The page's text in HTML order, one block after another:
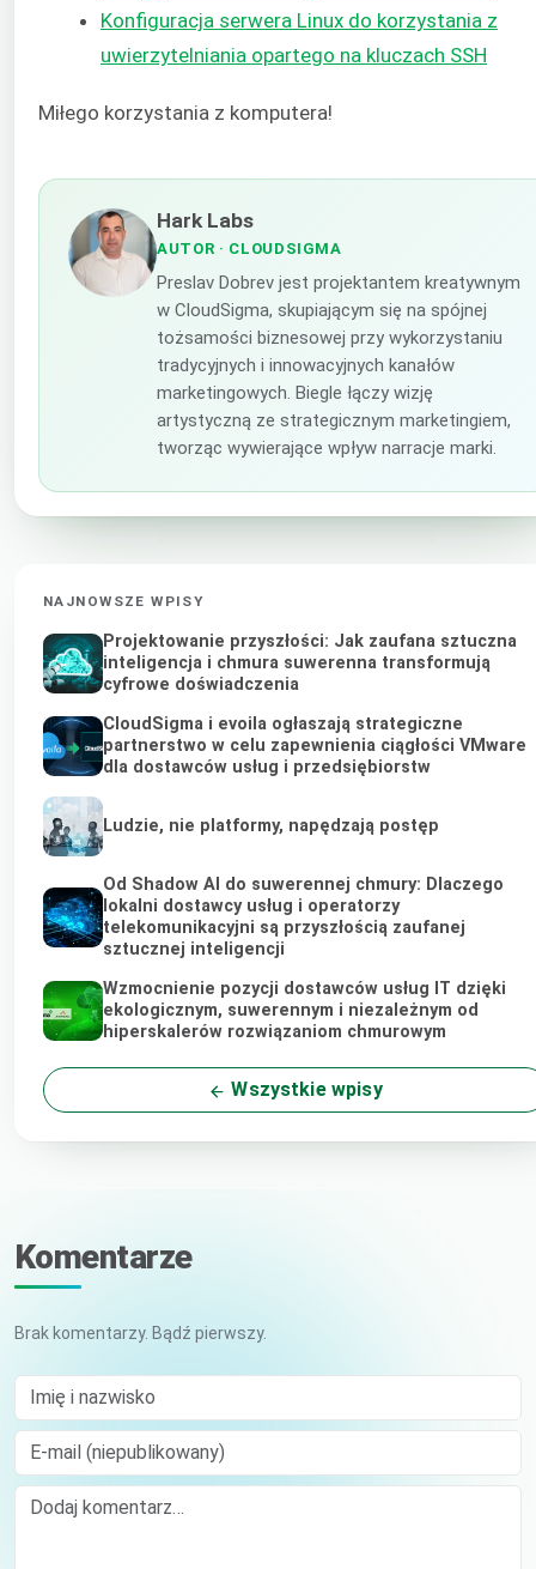
Konfiguracja serwera Linux do korzystania z
uwierzytelniania opartego na kluczach SSH
Miłego korzystania z komputera!
Hark Labs
AUTOR · CLOUDSIGMA
Preslav Dobrev jest projektantem kreatywnym
w CloudSigma, skupiającym się na spójnej
tożsamości biznesowej przy wykorzystaniu
tradycyjnych i innowacyjnych kanałów
marketingowych. Biegle łączy wizję
artystyczną ze strategicznym marketingiem,
tworząc wywierające wpływ narracje marki.
NAJNOWSZE WPISY
Projektowanie przyszłości: Jak zaufana sztuczna
inteligencja i chmura suwerenna transformują
cyfrowe doświadczenia
CloudSigma i evoila ogłaszają strategiczne
partnerstwo w celu zapewnienia ciągłości VMware
dla dostawców usług i przedsiębiorstw
Ludzie, nie platformy, napędzają postęp
Od Shadow AI do suwerennej chmury: Dlaczego
lokalni dostawcy usług i operatorzy
telekomunikacyjni są przyszłością zaufanej
sztucznej inteligencji
Wzmocnienie pozycji dostawców usług IT dzięki
ekologicznym, suwerennym i niezależnym od
hiperskalerów rozwiązaniom chmurowym
Wszystkie wpisy
Komentarze
Brak komentarzy. Bądź pierwszy.
Imię i nazwisko
E-mail (niepublikowany)
Comment